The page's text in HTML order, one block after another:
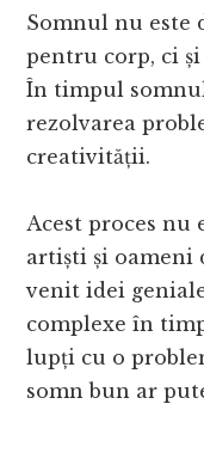
Somnul nu este
pentru corp, ci
În timpul
rezolvarea
creativității.
Acest proces nu
artiști și oameni
venit idei
complexe în
lupți cu o
somn bun ar